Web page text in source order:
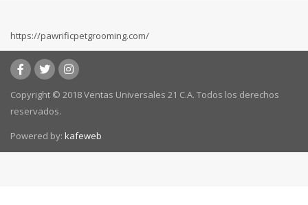
https://pawrificpetgrooming.com/
Copyright © 2018 Ventas Universales 21 C.A. Todos los derechos
reservados.
Powered by: kafeweb